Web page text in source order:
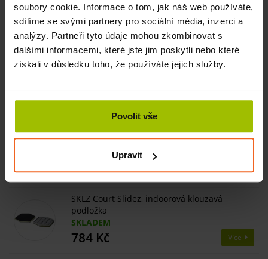
soubory cookie. Informace o tom, jak náš web používáte,
sdílíme se svými partnery pro sociální média, inzerci a
analýzy. Partneři tyto údaje mohou zkombinovat s
dalšími informacemi, které jste jim poskytli nebo které
získali v důsledku toho, že používáte jejich služby.
Povolit vše
Upravit
Související produkty
SKLZ Foot Massage Ball, masážní míček na
SKLADEM
299 Kč
SKLZ Trainer Mat, cvičební podložka, 183 cm
999 Kč Více
SKLZ Court Slidez, indoorová klouzavá
podložka
SKLADEM
784 Kč Více